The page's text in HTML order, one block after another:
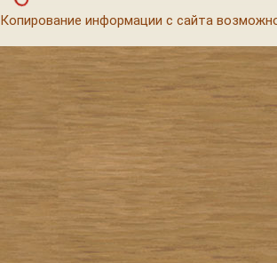
Копирование информации с сайта